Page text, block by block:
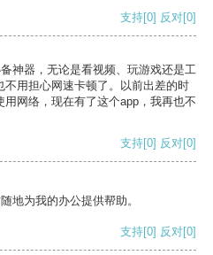
支持[0] 反对[0]
神器，无论是看视频、玩游戏还是工
用担心网速卡顿了。以前出差的时
网络，现在有了这个app，我再也不
支持[0] 反对[0]
地为我的办公提供帮助。
支持[0] 反对[0]